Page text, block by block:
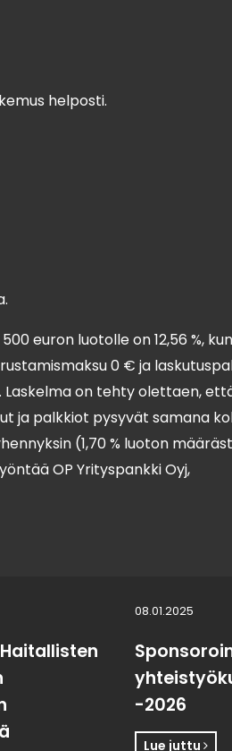
helposti.
euron luotolle on 12,56 %, kun
0 € ja
Laskelma on tehty olettaen,
ja palkkiot pysyvät samana
(1,70 % luoton
OP Yrityspankki Oyj,
08.01.2025
-2026
Lue juttu